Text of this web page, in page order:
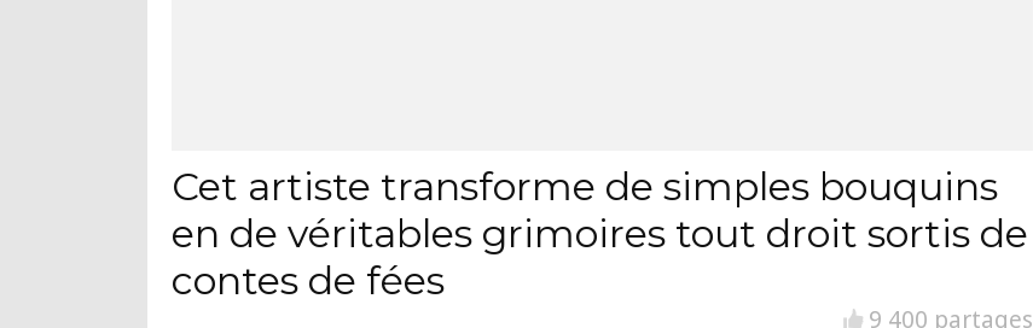
Cet artiste transforme de simples bouquins
en de véritables grimoires tout droit sortis de
contes de fées
9 400 partages